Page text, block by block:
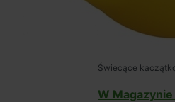
Świecące
W